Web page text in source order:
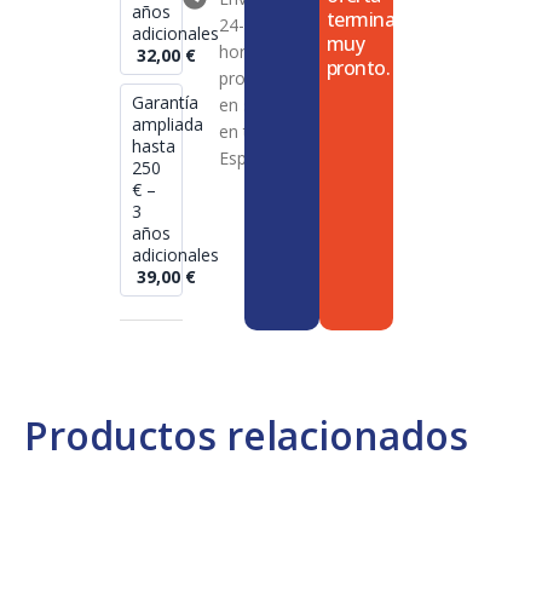
Productos relacionados
años
adicionales
32,00 €
Garantía
ampliada
hasta
250
€ –
3
años
adicionales
39,00 €
24-72
horas en
productos
en stock
en toda
España
termina
muy
pronto.